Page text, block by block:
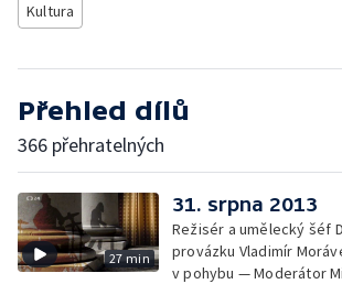
Kultura
Přehled dílů
366 přehratelných
27 min
31. srpna 2013
Režisér a umělecký šéf
provázku Vladimír
v pohybu — Moderátor